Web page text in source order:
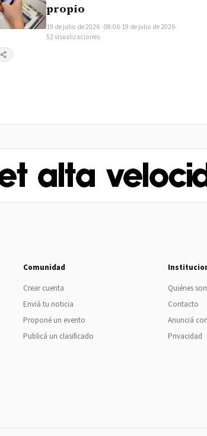
propio
19 de julio de 2026 · 08:06·19 de julio de 2026·
52 visualizaciones
Compartir
Comunidad
Crear cuenta
Enviá tu noticia
Proponé un evento
Publicá un clasificado
Quiénes
Contacto
Anunciá
Privacidad